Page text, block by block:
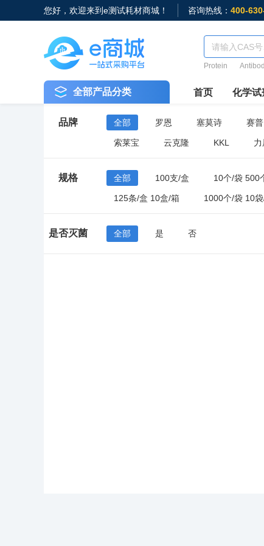
您好，欢迎来到e测试耗材商城！ 咨询热线： 400-
Protein
全部产品分类 首页 化学试
品牌 全部 罗恩 塞莫诗 赛普
索莱宝 云克隆 KKL 力
规格 全部 100支/盒 10个/袋 500
125条/盒 10盒/箱 1000个/袋 10
96支/盒 10盒/中盒 50盒/箱
是否灭菌 全部 是 否